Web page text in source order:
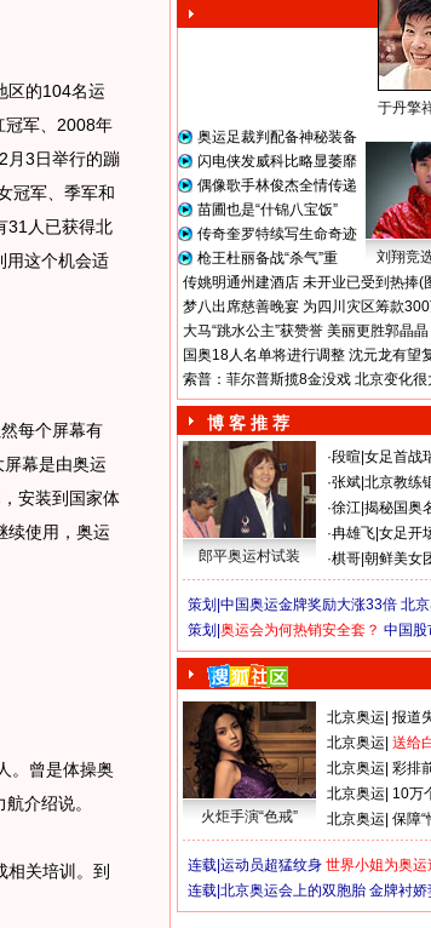
的104名运
冠军、2008年
月3日举行的蹦
冠军、季军和
31人已获得北
用这个机会适
每个屏幕有
屏幕是由奥运
安装到国家体
续使用，奥运
。曾是体操奥
介绍说。
关培训。到
于丹擎
奥运足裁判配备神秘装备
闪电侠发威科比略显萎靡
偶像歌手林俊杰全情传递
苗圃也是“什锦八宝饭”
传奇奎罗特续写生命奇迹
枪王杜丽备战“杀气”重
刘翔竞
传姚明通州建酒店 未开业已受到热捧(
梦八出席慈善晚宴 为四川灾区筹款
大马“跳水公主”获赞誉 美丽更胜郭晶晶
国奥18人名单将进行调整 沈元龙有望
索普：菲尔普斯揽8金没戏 北京变化很
博 客 推 荐
郎平奥运村试装
·段暄 女足首战
·张斌 北京教练
·徐江 揭秘国奥
·冉雄飞 女足开
·棋哥 朝鲜美女
策划| 中国奥运金牌奖励大涨33倍 北
策划| 奥运会为何热销安全套？ 中国股
火炬手演“色戒”
北京奥运 报道
北京奥运 送给
北京奥运 彩排
北京奥运 10万
北京奥运 保障“
连载| 运动员超猛纹身 世界小姐为奥运
连载| 北京奥运会上的双胞胎 金牌衬娇